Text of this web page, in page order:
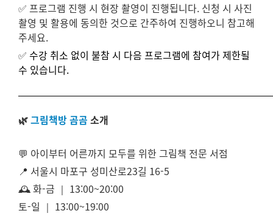
✅ 프로그램 진행 시 현장 촬영이 진행됩니다. 신청 시 사진
촬영 및 활용에 동의한 것으로 간주하여 진행하오니 참고해
주세요.
✅ 수강 취소 없이 불참 시 다음 프로그램에 참여가 제한될
수 있습니다.
🌿그림책방 곰곰 소개
💬 아이부터 어른까지 모두를 위한 그림책 전문 서점
📍 서울시 마포구 성미산로23길 16-5
🕰 화-금 ｜ 13:00~20:00
토-일 ｜ 13:00~19:00